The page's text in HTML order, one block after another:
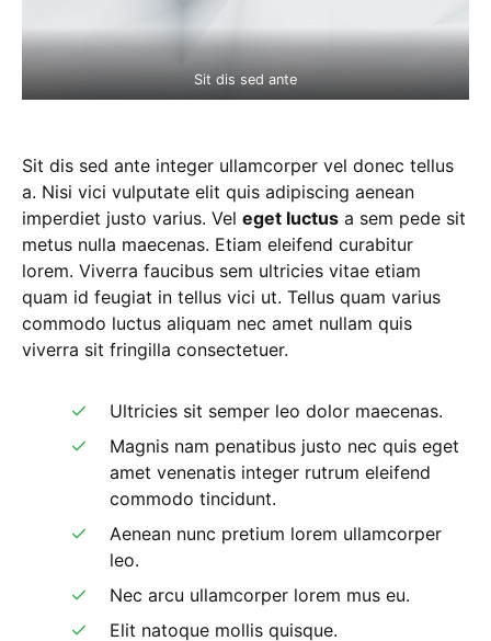
Sit dis sed ante
Sit dis sed ante integer ullamcorper vel donec tellus
a. Nisi vici vulputate elit quis adipiscing aenean
imperdiet justo varius. Vel eget luctus a sem pede sit
metus nulla maecenas. Etiam eleifend curabitur
lorem. Viverra faucibus sem ultricies vitae etiam
quam id feugiat in tellus vici ut. Tellus quam varius
commodo luctus aliquam nec amet nullam quis
viverra sit fringilla consectetuer.
Ultricies sit semper leo dolor maecenas.
Magnis nam penatibus justo nec quis eget
amet venenatis integer rutrum eleifend
commodo tincidunt.
Aenean nunc pretium lorem ullamcorper
leo.
Nec arcu ullamcorper lorem mus eu.
Elit natoque mollis quisque.